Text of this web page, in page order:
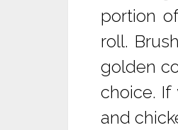
portion
roll.
golden
choice.
and